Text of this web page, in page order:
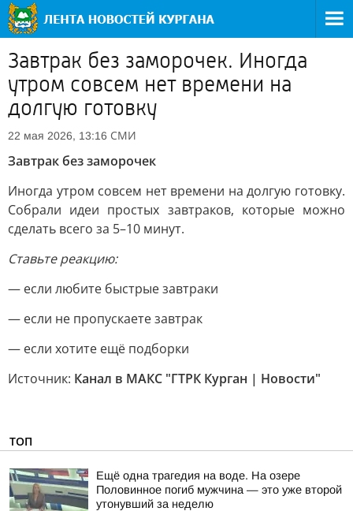
Завтрак без заморочек. Иногда
утром совсем нет времени на
долгую готовку
22 мая 2026, 13:16 СМИ
Завтрак без заморочек
Иногда утром совсем нет времени на долгую готовку.
Собрали идеи простых завтраков, которые можно
сделать всего за 5–10 минут.
Ставьте реакцию:
— если любите быстрые завтраки
— если не пропускаете завтрак
— если хотите ещё подборки
Источник: Канал в МАКС "ГТРК Курган | Новости"
ТОП
Ещё одна трагедия на воде. На озере
Половинное погиб мужчина — это уже второй
утонувший за неделю